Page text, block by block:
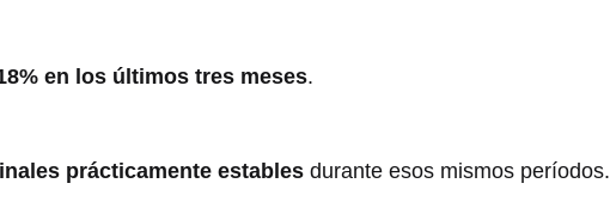
en los últimos tres meses.
prácticamente estables durante esos mismos períodos.